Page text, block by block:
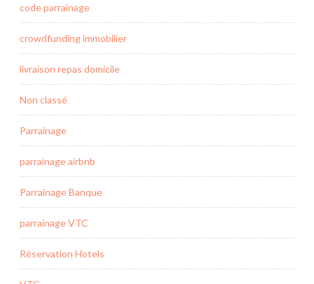
code parrainage
crowdfunding immobilier
livraison repas domicile
Non classé
Parrainage
parrainage airbnb
Parrainage Banque
parrainage VTC
Réservation Hotels